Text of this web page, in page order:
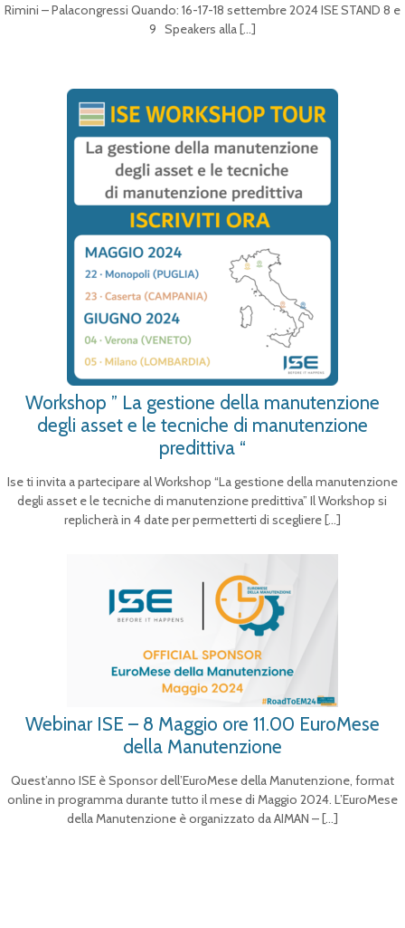
Rimini – Palacongressi Quando: 16-17-18 settembre 2024 ISE STAND 8 e
9 Speakers alla[…]
Workshop ” La gestione della manutenzione
degli asset e le tecniche di manutenzione
predittiva “
Ise ti invita a partecipare al Workshop “La gestione della manutenzione
degli asset e le tecniche di manutenzione predittiva” Il Workshop si
replicherà in 4 date per permetterti di scegliere[…]
Webinar ISE – 8 Maggio ore 11.00 EuroMese
della Manutenzione
Quest’anno ISE è Sponsor dell’EuroMese della Manutenzione, format
online in programma durante tutto il mese di Maggio 2024. L’EuroMese
della Manutenzione è organizzato da AIMAN –[…]